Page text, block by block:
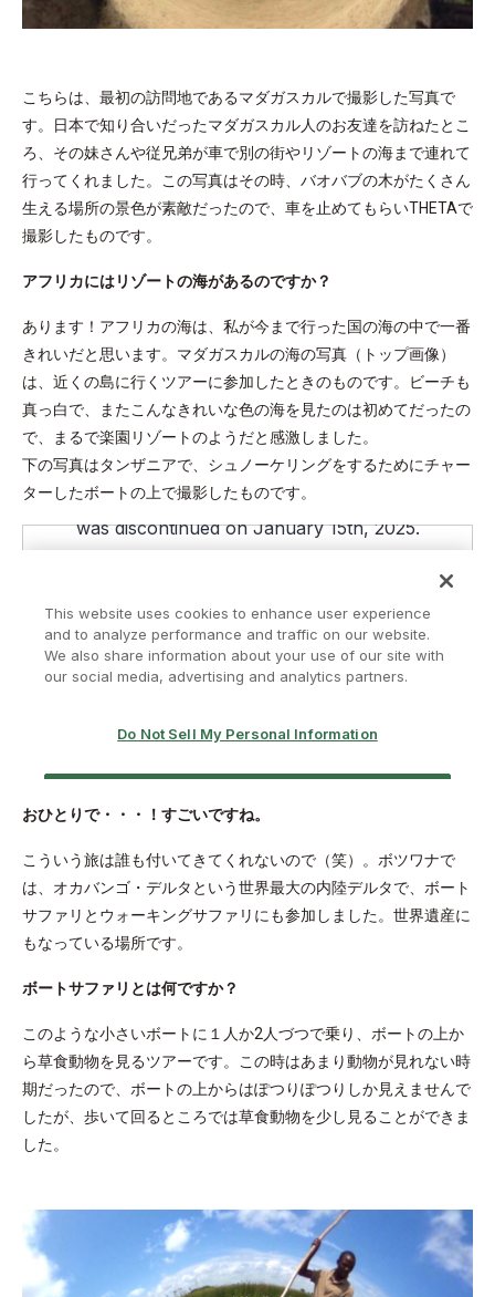
こちらは、最初の訪問地であるマダガスカルで撮影した写真で
す。日本で知り合いだったマダガスカル人のお友達を訪ねたとこ
ろ、その妹さんや従兄弟が車で別の街やリゾートの海まで連れて
行ってくれました。この写真はその時、バオバブの木がたくさん
生える場所の景色が素敵だったので、車を止めてもらいTHETAで
撮影したものです。
アフリカにはリゾートの海があるのですか？
あります！アフリカの海は、私が今まで行った国の海の中で一番
きれいだと思います。マダガスカルの海の写真（トップ画像）
は、近くの島に行くツアーに参加したときのものです。ビーチも
真っ白で、またこんなきれいな色の海を見たのは初めてだったの
で、まるで楽園リゾートのようだと感激しました。
下の写真はタンザニアで、シュノーケリングをするためにチャー
ターしたボートの上で撮影したものです。
おひとりで・・・！すごいですね。
こういう旅は誰も付いてきてくれないので（笑）。ボツワナで
は、オカバンゴ・デルタという世界最大の内陸デルタで、ボート
サファリとウォーキングサファリにも参加しました。世界遺産に
もなっている場所です。
ボートサファリとは何ですか？
このような小さいボートに１人か2人づつで乗り、ボートの上か
ら草食動物を見るツアーです。この時はあまり動物が見れない時
期だったので、ボートの上からはぽつりぽつりしか見えませんで
したが、歩いて回るところでは草食動物を少し見ることができま
した。